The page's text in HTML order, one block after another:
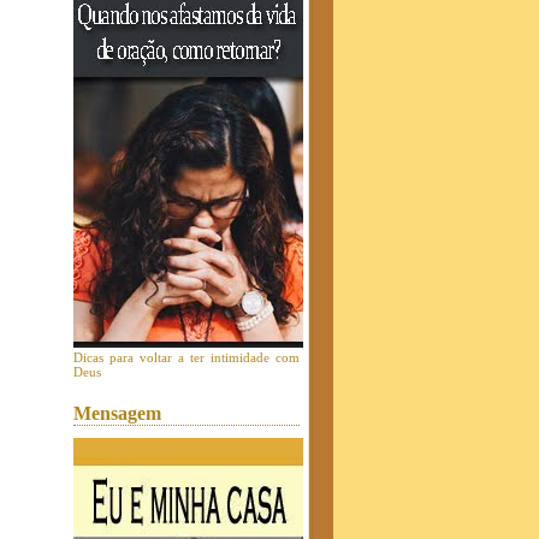
Dicas para voltar a ter intimidade com
Deus
Mensagem